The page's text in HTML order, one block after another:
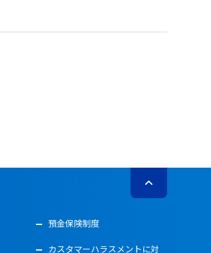
預金保険制度
カスタマーハラスメントに対